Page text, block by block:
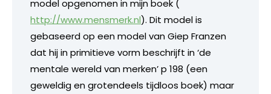
model opgenomen in mijn boek (
http://www.mensmerk.nl). Dit model is
gebaseerd op een model van Giep Franzen
dat hij in primitieve vorm beschrijft in ‘de
mentale wereld van merken’ p 198 (een
geweldig en grotendeels tijdloos boek) maar